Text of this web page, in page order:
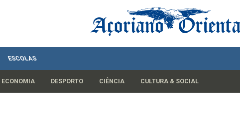
ESCOLAS
ECONOMIA DESPORTO CIÊNCIA CULTURA & SOCIAL